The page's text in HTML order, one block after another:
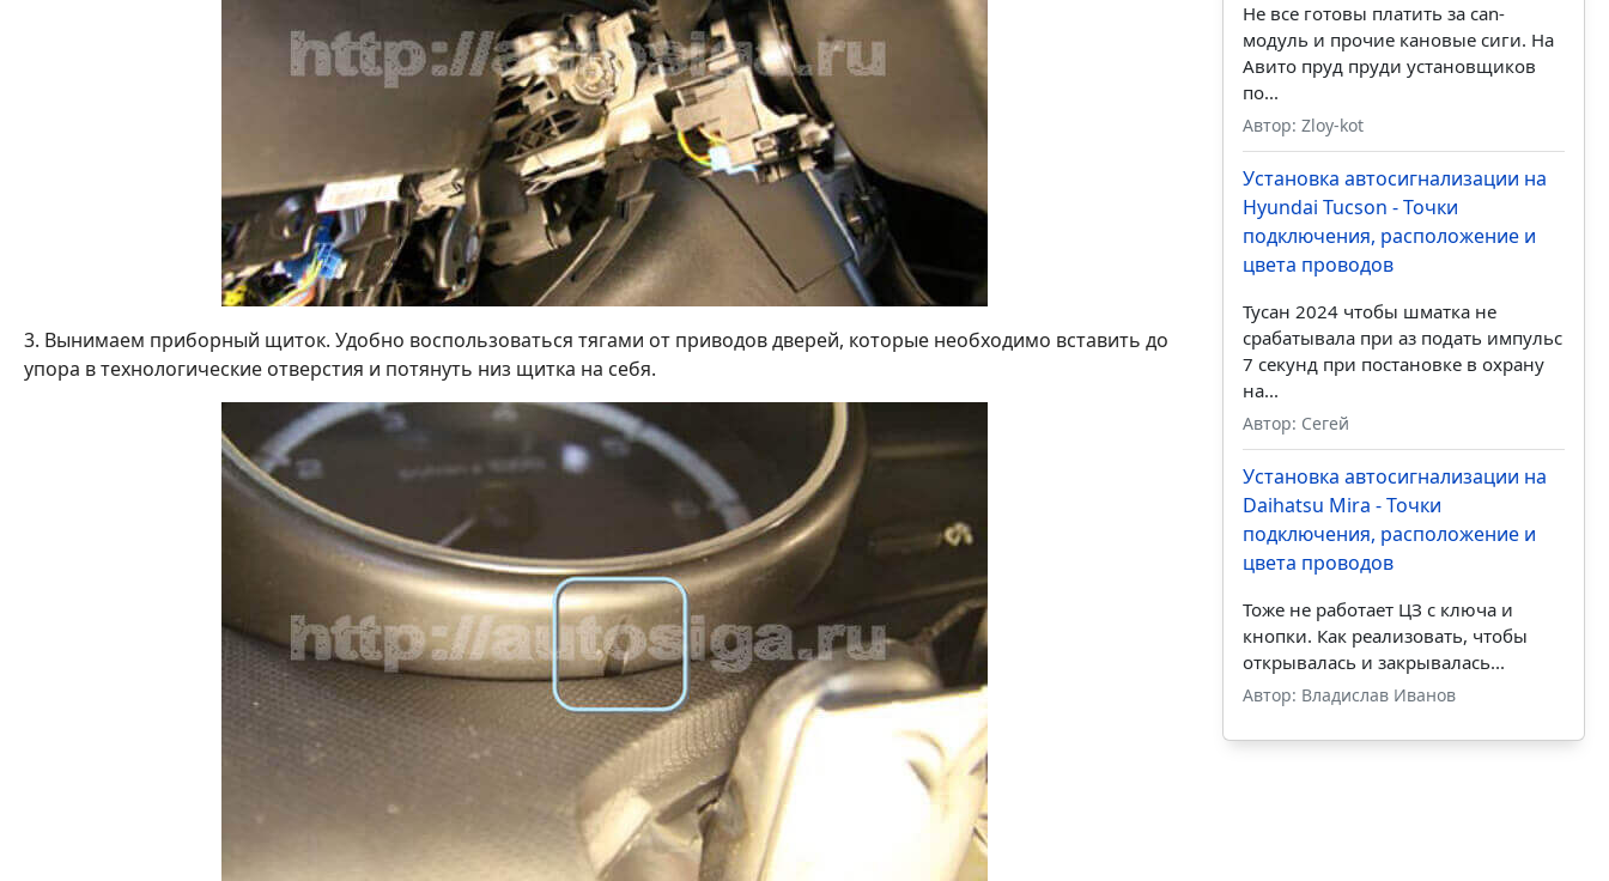
3. Вынимаем приборный щиток. Удобно воспользоваться тягами от приводов дверей, которые необходимо вставить до
упора в технологические отверстия и потянуть низ щитка на себя.
Не все готовы платить за can-
модуль и прочие кановые сиги. На
Авито пруд пруди установщиков
по...
Автор: Zloy-kot
Установка автосигнализации на
Hyundai Tucson - Точки
подключения, расположение и
цвета проводов
Тусан 2024 чтобы шматка не
срабатывала при аз подать импульс
7 секунд при постановке в охрану
на...
Автор: Сегей
Установка автосигнализации на
Daihatsu Mira - Точки
подключения, расположение и
цвета проводов
Тоже не работает ЦЗ с ключа и
кнопки. Как реализовать, чтобы
открывалась и закрывалась...
Автор: Владислав Иванов